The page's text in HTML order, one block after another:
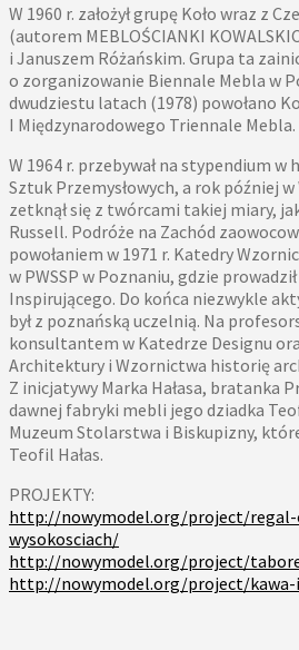
W 1960 r. założył grupę Koło wraz z
(autorem MEBLOŚCIANKI
i Januszem Różańskim. Grupa ta
o zorganizowanie Biennale Mebla w
dwudziestu latach (1978) powołano
I Międzynarodowego Triennale Mebla.
W 1964 r. przebywał na stypendium
Sztuk Przemysłowych, a rok później
zetknął się z twórcami takiej miary,
Russell. Podróże na Zachód
powołaniem w 1971 r. Katedry
w PWSSP w Poznaniu, gdzie
Inspirującego. Do końca niezwykle
był z poznańską uczelnią. Na
konsultantem w Katedrze Designu
Architektury i Wzornictwa historię
Z inicjatywy Marka Hałasa, bratanka
dawnej fabryki mebli jego dziadka
Muzeum Stolarstwa i Biskupizny,
Teofil Hałas.
PROJEKTY:
http://nowymodel.org/project/regal-
wysokosciach/
http://nowymodel.org/project/
http://nowymodel.org/project/